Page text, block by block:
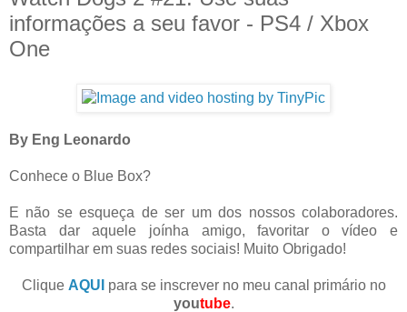
informações a seu favor - PS4 / Xbox
One
By Eng Leonardo
Conhece o Blue Box?
E não se esqueça de ser um dos nossos colaboradores.
Basta dar aquele joínha amigo, favoritar o vídeo e
compartilhar em suas redes sociais! Muito Obrigado!
Clique AQUI para se inscrever no meu canal primário no
youtube.